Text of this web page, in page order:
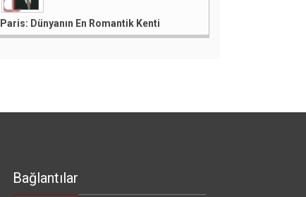
Paris: Dünyanın En Romantik Kenti
Bağlantılar